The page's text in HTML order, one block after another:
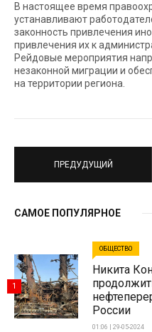
В настоящее время
устанавливают
законность привлечения
привлечения их к
Рейдовые мероприятия
незаконной миграции и
на территории региона.
ПРЕДУДУЩИЙ
САМОЕ ПОПУЛЯРНОЕ
ОБЩЕСТВО
Никита
России
01:06 | 29-05-2024
1